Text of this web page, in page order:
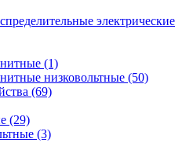
электрические
(1)
низковольтные (50)
(69)
(29)
(3)